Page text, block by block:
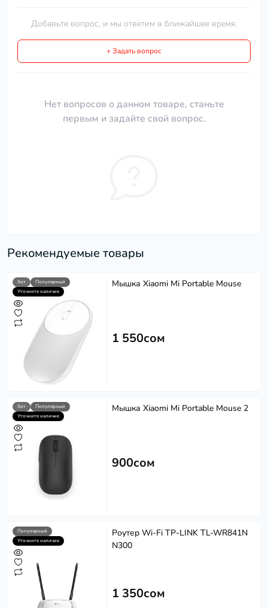
Добавьте вопрос, и мы ответим в ближайшее время.
+ Задать вопрос
Нет вопросов о данном товаре, станьте
первым и задайте свой вопрос.
Рекомендуемые товары
Хит
Популярный
Уточните наличие
Мышка Xiaomi Mi Portable Mouse
1 550сом
Хит
Популярный
Уточните наличие
Мышка Xiaomi Mi Portable Mouse 2
900сом
Популярный
Уточните наличие
Роутер Wi-Fi TP-LINK TL-WR841N
N300
1 350сом